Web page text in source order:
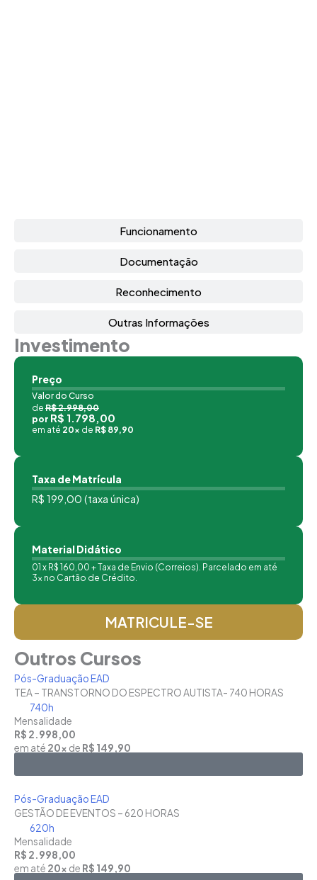
Funcionamento
Documentação
Reconhecimento
Outras Informações
Investimento
Preço
Valor do Curso
de R$ 2.998,00
por R$ 1.798,00
em até 20x de R$ 89,90
Taxa de Matrícula
R$ 199,00 (taxa única)
Material Didático
01 x R$ 160,00 + Taxa de Envio (Correios). Parcelado em até
3x no Cartão de Crédito.
MATRICULE-SE
Outros Cursos
Pós-Graduação EAD
TEA – TRANSTORNO DO ESPECTRO AUTISTA- 740 HORAS
740h
Mensalidade
R$ 2.998,00
em até 20x de R$ 149,90
Pós-Graduação EAD
GESTÃO DE EVENTOS – 620 HORAS
620h
Mensalidade
R$ 2.998,00
em até 20x de R$ 149,90